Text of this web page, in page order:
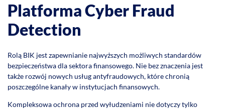
Platforma Cyber Fraud
Detection
Rolą BIK jest zapewnianie najwyższych możliwych standardów
bezpieczeństwa dla sektora finansowego. Nie bez znaczenia jest
także rozwój nowych usług antyfraudowych, które chronią
poszczególne kanały w instytucjach finansowych.
Kompleksowa ochrona przed wyłudzeniami nie dotyczy tylko